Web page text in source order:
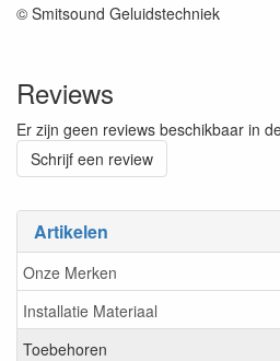
Artikelen
Onze Merken
Installatie Materiaal
Toebehoren
© Smitsound Geluidstechniek
Reviews
Er zijn geen reviews beschikbaar in
Schrijf een review